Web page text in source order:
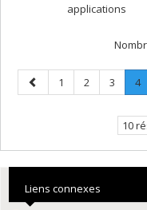
applications
Page
précédente
Page
1 Page
2 Page
3 4.
10
Liens connexes